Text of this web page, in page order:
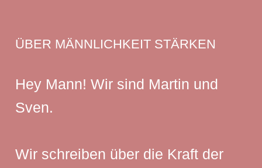
ÜBER MÄNNLICHKEIT STÄRKEN
Hey Mann! Wir sind Martin und
Sven.
Wir schreiben über die Kraft der